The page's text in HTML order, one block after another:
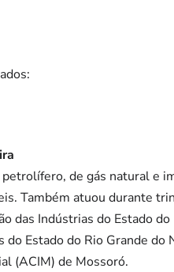
petrolífero, de gás natural e
Também atuou durante
das Indústrias do Estado
do Estado do Rio Grande
(ACIM) de Mossoró.